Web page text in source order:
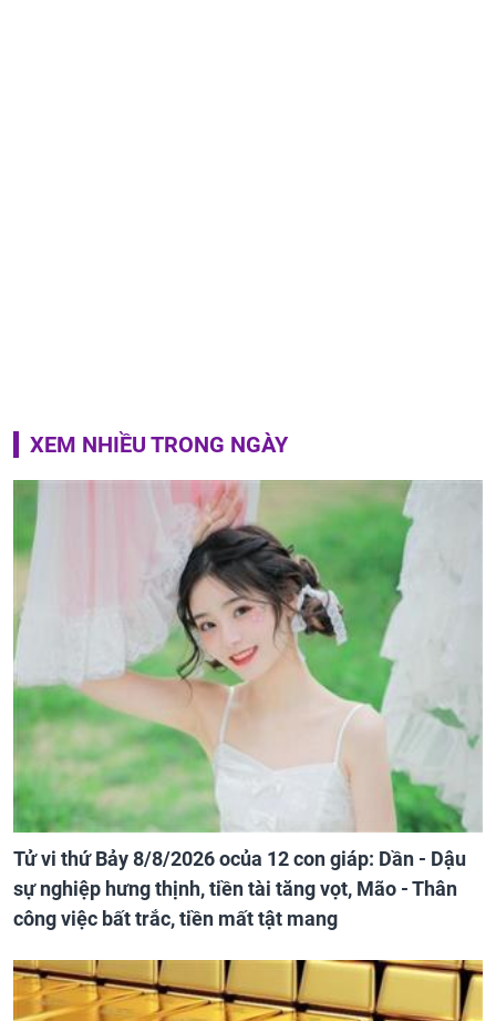
XEM NHIỀU TRONG NGÀY
Tử vi thứ Bảy 8/8/2026 ocủa 12 con giáp: Dần - Dậu
sự nghiệp hưng thịnh, tiền tài tăng vọt, Mão - Thân
công việc bất trắc, tiền mất tật mang